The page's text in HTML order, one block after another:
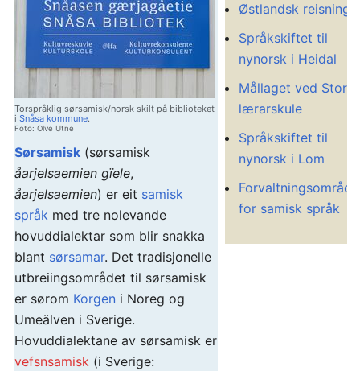
Torspråklig sørsamisk/norsk skilt på biblioteket
i Snåsa kommune.
Foto: Olve Utne
Sørsamisk (sørsamisk
åarjelsaemien gïele,
åarjelsaemien) er eit samisk
språk med tre nolevande
hovuddialektar som blir snakka
blant sørsamar. Det tradisjonelle
utbreiingsområdet til sørsamisk
er sørom Korgen i Noreg og
Umeälven i Sverige.
Hovuddialektane av sørsamisk er
vefsnsamisk (i Sverige:
Østlandsk reisning
Språkskiftet til
nynorsk i Heidal
Mållaget ved Stord
lærarskule
Språkskiftet til
nynorsk i Lom
for samisk språk